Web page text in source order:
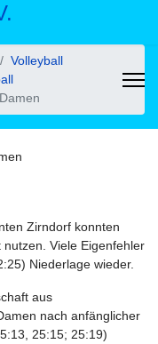
Volleyball
Zirndorf konnten
Viele Eigenfehler
Niederlage wieder.
aus
nach anfänglicher
25:15; 25:19)